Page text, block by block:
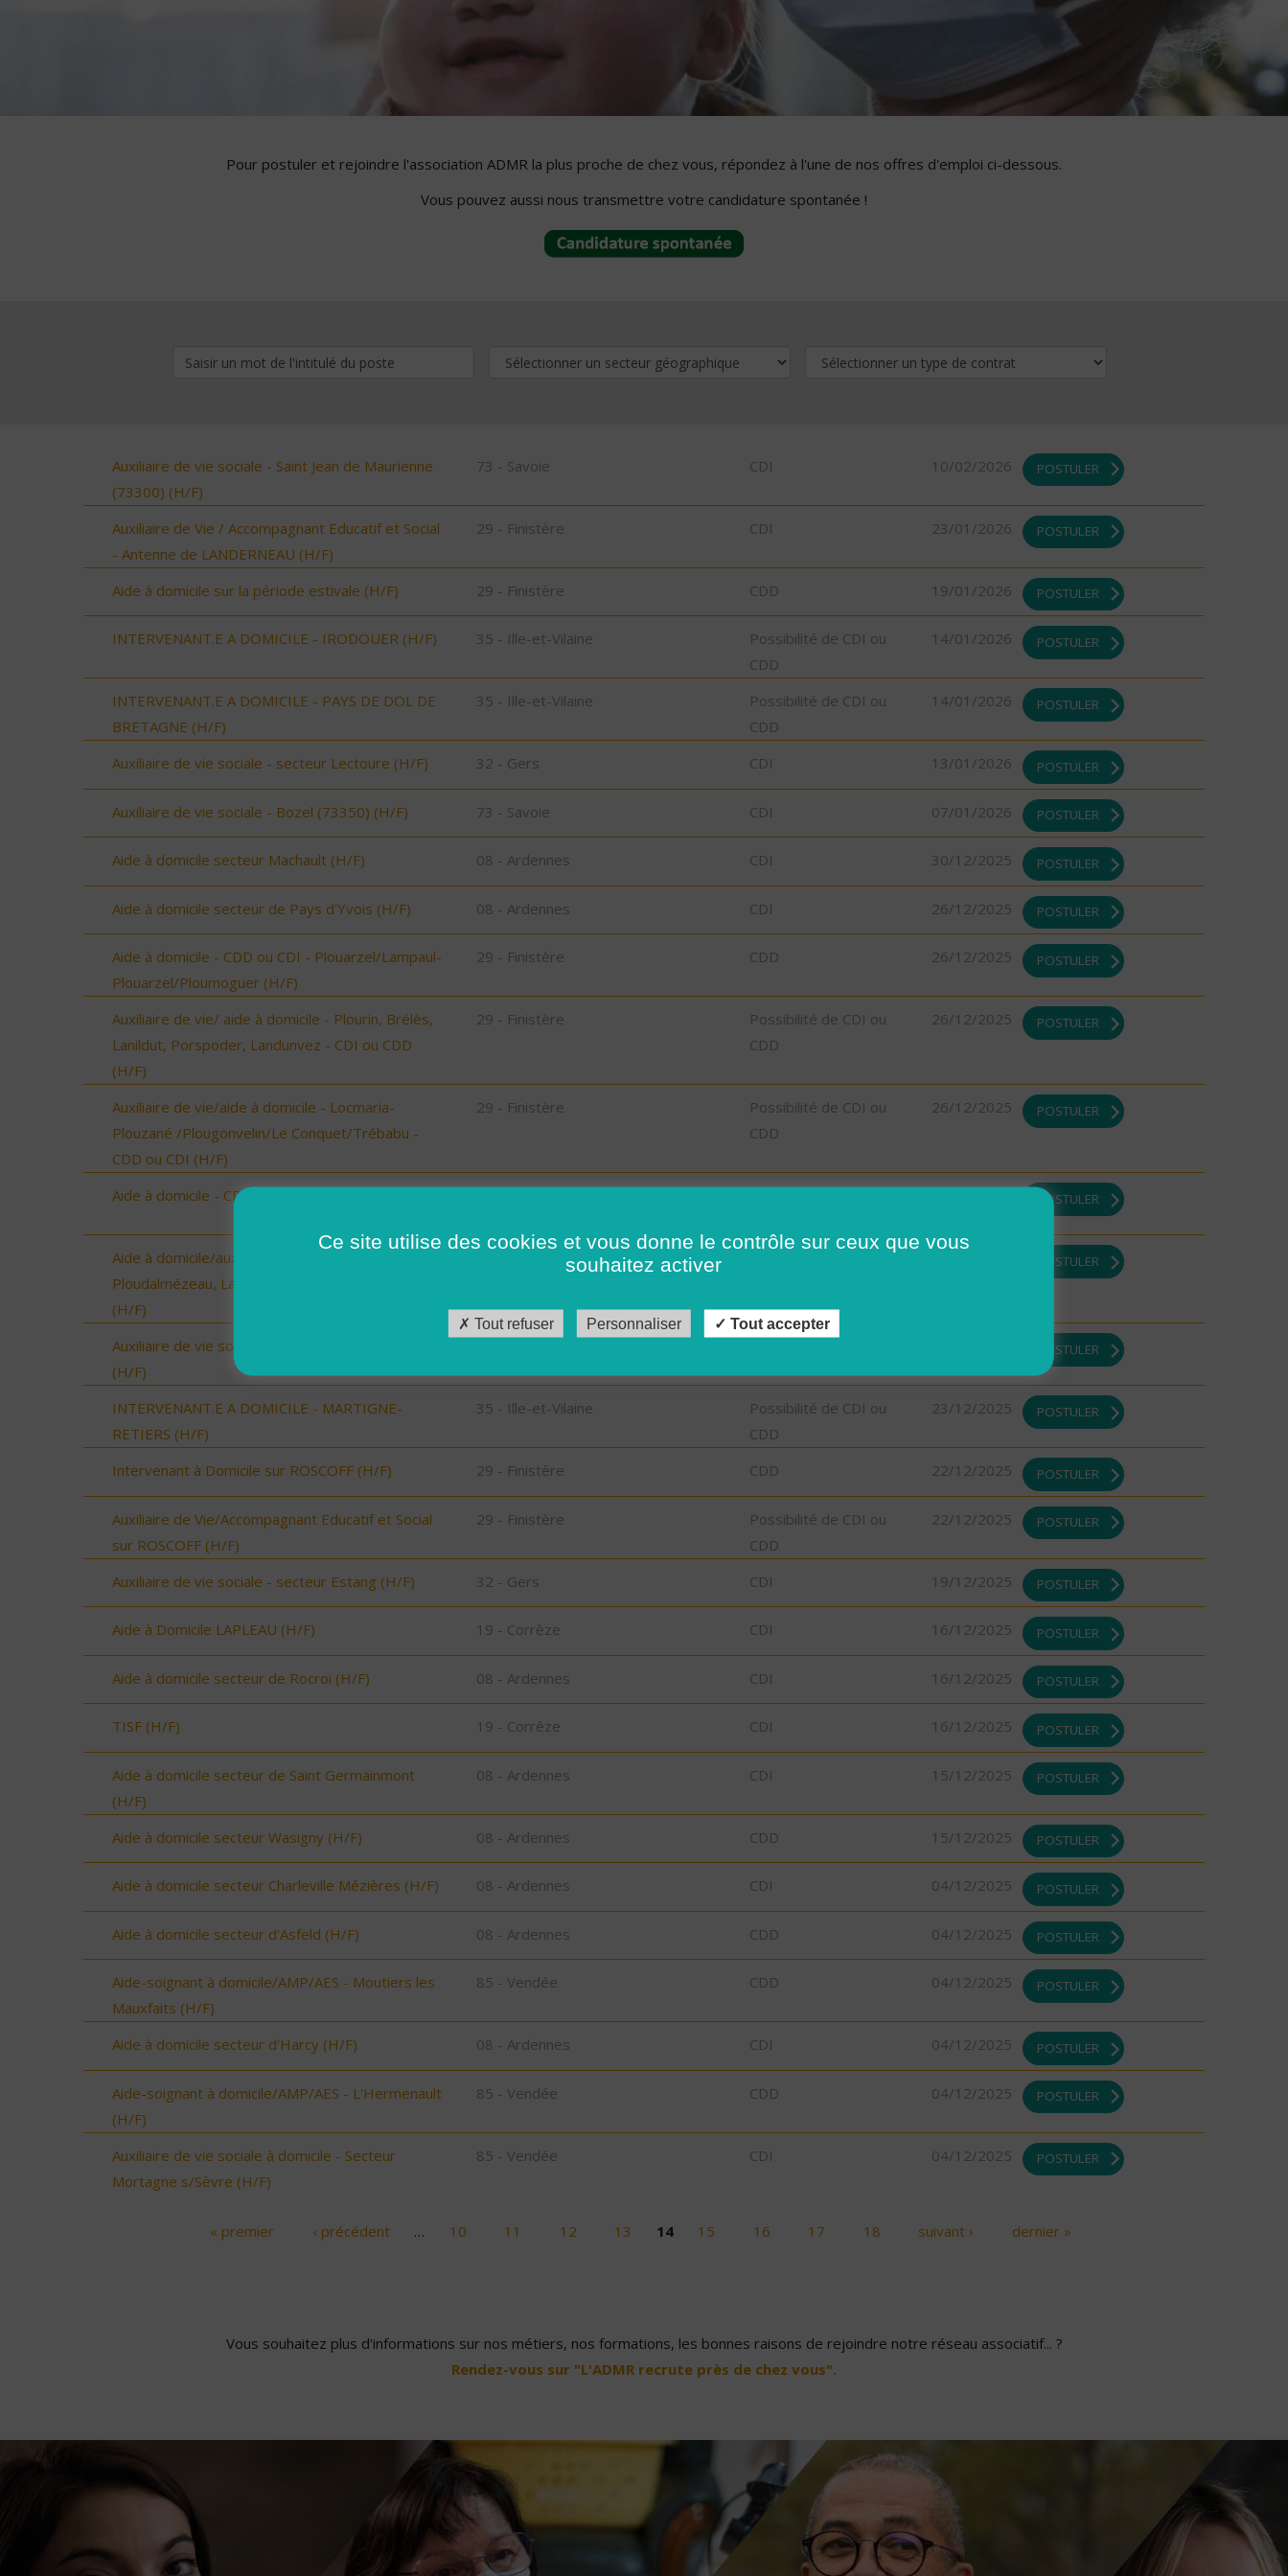
Pour postuler et rejoindre l'association ADMR la plus proche de chez vous, répondez à l'une de nos offres d'emploi ci-dessous.
Vous pouvez aussi nous transmettre votre candidature spontanée !
Auxiliaire de vie sociale - Saint Jean de Maurienne
(73300) (H/F)
73 - Savoie CDI 10/02/2026 POSTULER
Auxiliaire de Vie / Accompagnant Educatif et Social
- Antenne de LANDERNEAU (H/F)
29 - Finistère CDI 23/01/2026 POSTULER
Aide à domicile sur la période estivale (H/F) 29 - Finistère CDD 19/01/2026 POSTULER
INTERVENANT.E A DOMICILE - IRODOUER (H/F) 35 - Ille-et-Vilaine
Possibilité de CDI ou
CDD
14/01/2026 POSTULER
INTERVENANT.E A DOMICILE - PAYS DE DOL DE
BRETAGNE (H/F)
35 - Ille-et-Vilaine
Possibilité de CDI ou
CDD
14/01/2026 POSTULER
Auxiliaire de vie sociale - secteur Lectoure (H/F) 32 - Gers CDI 13/01/2026 POSTULER
Auxiliaire de vie sociale - Bozel (73350) (H/F) 73 - Savoie CDI 07/01/2026 POSTULER
Aide à domicile secteur Machault (H/F) 08 - Ardennes CDI 30/12/2025 POSTULER
Aide à domicile secteur de Pays d'Yvois (H/F) 08 - Ardennes CDI 26/12/2025 POSTULER
Aide à domicile - CDD ou CDI - Plouarzel/Lampaul-
Plouarzel/Ploumoguer (H/F)
29 - Finistère CDD 26/12/2025 POSTULER
Auxiliaire de vie/ aide à domicile - Plourin, Brélès,
Lanildut, Porspoder, Landunvez - CDI ou CDD
(H/F)
29 - Finistère
Possibilité de CDI ou
CDD
26/12/2025 POSTULER
Auxiliaire de vie/aide à domicile - Locmaria-
Plouzané /Plougonvelin/Le Conquet/Trébabu -
CDD ou CDI (H/F)
29 - Finistère
Possibilité de CDI ou
CDD
26/12/2025 POSTULER
Aide à domicile - CDD ou CDI - St Renan (H/F) POSTULER
Aide à domicile/auxilliaire de vie - CDD OU CDI -
Ploudalmézeau, Lampaul-Ploudalmézeau, St Pabu
(H/F)
POSTULER
Auxiliaire de vie sociale - secteur Vic-Fezensac
(H/F)
POSTULER
INTERVENANT.E A DOMICILE - MARTIGNE-
RETIERS (H/F)
35 - Ille-et-Vilaine
Possibilité de CDI ou
CDD
23/12/2025 POSTULER
Intervenant à Domicile sur ROSCOFF (H/F) 29 - Finistère CDD 22/12/2025 POSTULER
Auxiliaire de Vie/Accompagnant Educatif et Social
sur ROSCOFF (H/F)
29 - Finistère
Possibilité de CDI ou
CDD
22/12/2025 POSTULER
Auxiliaire de vie sociale - secteur Estang (H/F) 32 - Gers CDI 19/12/2025 POSTULER
Aide à Domicile LAPLEAU (H/F) 19 - Corrèze CDI 16/12/2025 POSTULER
Aide à domicile secteur de Rocroi (H/F) 08 - Ardennes CDI 16/12/2025 POSTULER
TISF (H/F) 19 - Corrèze CDI 16/12/2025 POSTULER
Aide à domicile secteur de Saint Germainmont
(H/F)
08 - Ardennes CDI 15/12/2025 POSTULER
Aide à domicile secteur Wasigny (H/F) 08 - Ardennes CDD 15/12/2025 POSTULER
Aide à domicile secteur Charleville Mézières (H/F) 08 - Ardennes CDI 04/12/2025 POSTULER
Aide à domicile secteur d'Asfeld (H/F) 08 - Ardennes CDD 04/12/2025 POSTULER
Aide-soignant à domicile/AMP/AES - Moutiers les
Mauxfaits (H/F)
85 - Vendée CDD 04/12/2025 POSTULER
Aide à domicile secteur d'Harcy (H/F) 08 - Ardennes CDI 04/12/2025 POSTULER
Aide-soignant à domicile/AMP/AES - L'Hermenault
(H/F)
85 - Vendée CDD 04/12/2025 POSTULER
Auxiliaire de vie sociale à domicile - Secteur
Mortagne s/Sèvre (H/F)
85 - Vendée CDI 04/12/2025 POSTULER
« premier ‹ précédent … 10 11 12 13 14 15 16 17 18 suivant › dernier »
Vous souhaitez plus d'informations sur nos métiers, nos formations, les bonnes raisons de rejoindre notre réseau associatif... ?
Rendez-vous sur "L'ADMR recrute près de chez vous".
Ce site utilise des cookies et vous donne le contrôle sur ceux que vous
souhaitez activer
Tout refuser Personnaliser Tout accepter